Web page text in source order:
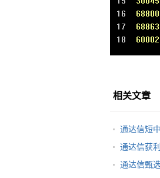
相关文章
通达信短
通达信获
通达信甄